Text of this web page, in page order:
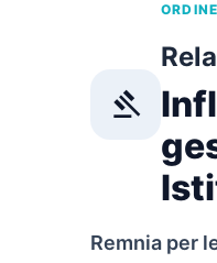
gavel
Remnia per